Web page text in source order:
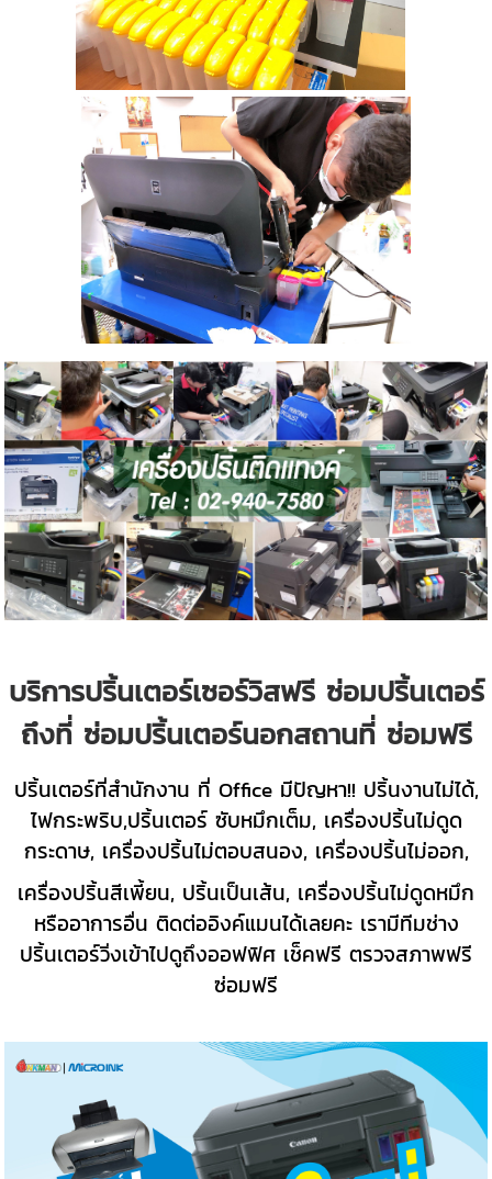
บริการปริ้นเตอร์เซอร์วิสฟรี ซ่อมปริ้นเตอร์
ถึงที่ ซ่อมปริ้นเตอร์นอกสถานที่ ซ่อมฟรี
ปริ้นเตอร์ที่สำนักงาน ที่ Office มีปัญหา!! ปริ้นงานไม่ได้,
ไฟกระพริบ,ปริ้นเตอร์ ซับหมึกเต็ม, เครื่องปริ้นไม่ดูด
กระดาษ, เครื่องปริ้นไม่ตอบสนอง, เครื่องปริ้นไม่ออก,
เครื่องปริ้นสีเพี้ยน, ปริ้นเป็นเส้น, เครื่องปริ้นไม่ดูดหมึก
หรืออาการอื่น ติดต่ออิงค์แมนได้เลยคะ เรามีทีมช่าง
ปริ้นเตอร์วิ่งเข้าไปดูถึงออฟฟิศ เช็คฟรี ตรวจสภาพฟรี
ซ่อมฟรี